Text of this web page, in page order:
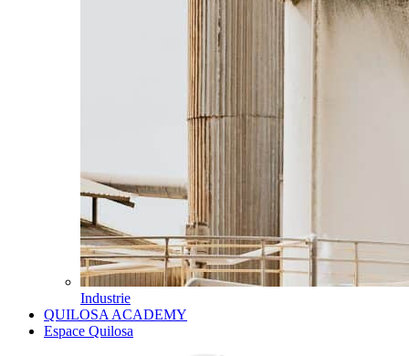
Industrie
QUILOSA ACADEMY
Espace Quilosa